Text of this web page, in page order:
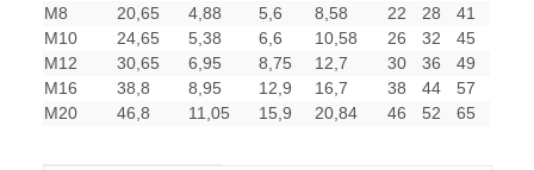
M8
20,65 4,88 5,6 8,58 22 28
41
M10
24,65 5,38 6,6 10,58 26 32
45
M12
30,65 6,95 8,75 12,7 30 36
49
M16
38,8 8,95 12,9 16,7 38 44
57
M20
46,8 11,05 15,9 20,84 46 52 65